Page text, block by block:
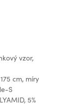
vzor,
cm, míry
S
5%